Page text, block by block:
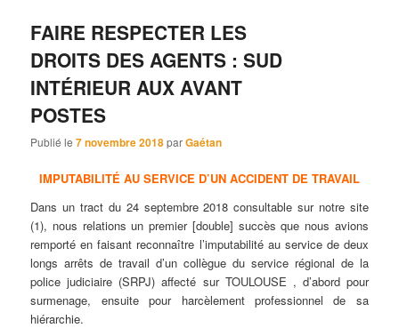
FAIRE RESPECTER LES
DROITS DES AGENTS : SUD
INTÉRIEUR AUX AVANT
POSTES
Publié le7 novembre 2018parGaétan
IMPUTABILITÉ AU SERVICE D’UN ACCIDENT DE TRAVAIL
Dans un tract du 24 septembre 2018 consultable sur notre site
(1), nous relations un premier [double] succès que nous avions
remporté en faisant reconnaître l’imputabilité au service de deux
longs arrêts de travail d’un collègue du service régional de la
police judiciaire (SRPJ) affecté sur TOULOUSE , d’abord pour
surmenage, ensuite pour harcèlement professionnel de sa
hiérarchie.